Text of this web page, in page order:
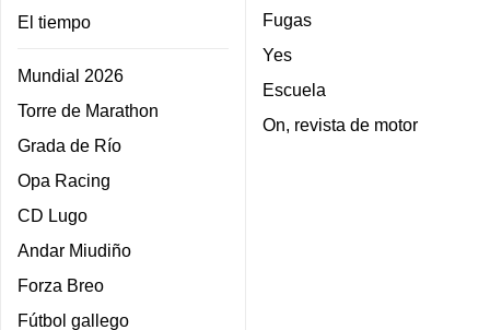
El tiempo
Mundial 2026
Torre de Marathon
Grada de Río
Opa Racing
CD Lugo
Andar Miudiño
Forza Breo
Fútbol gallego
Fugas
Yes
Escuela
On, revista de motor